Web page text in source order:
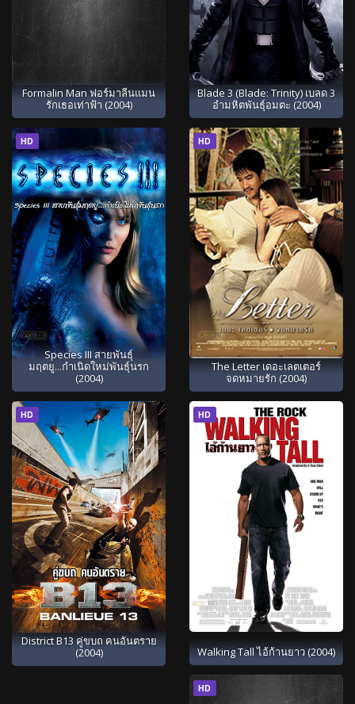
Formalin Man ฟอร์มาลีนแมน
รักเธอเท่าฟ้า (2004)
Blade 3 (Blade: Trinity) เบลด 3
อำมหิตพันธุ์อมตะ (2004)
HD
Species III สายพันธุ์
มฤตยู...กำเนิดใหม่พันธุ์นรก
(2004)
HD
The Letter เดอะเลตเตอร์
จดหมายรัก (2004)
HD
District B13 คู่ขบถ คนอันตราย
(2004)
HD
Walking Tall ไอ้ก้านยาว (2004)
HD